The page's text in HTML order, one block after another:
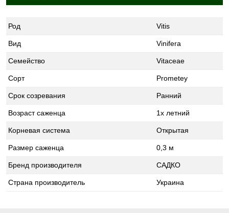
Род Vitis
Вид Vinifera
Семейство Vitaceae
Сорт Prometey
Срок созревания Ранний
Возраст саженца 1х летний
Корневая система Открытая
Размер саженца 0,3 м
Бренд производителя САДКО
Страна производитель Украина